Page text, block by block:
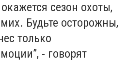
сезон охоты,
Будьте осторожны,
только
- говорят